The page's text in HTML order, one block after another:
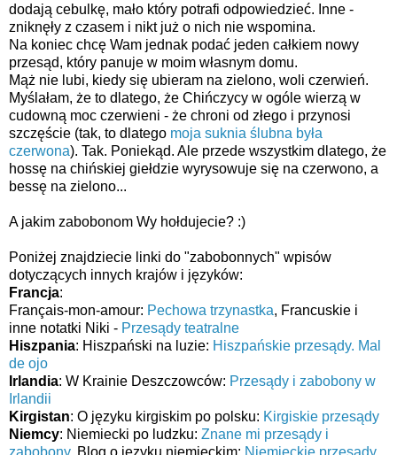
dodają cebulkę, mało który potrafi odpowiedzieć. Inne -
zniknęły z czasem i nikt już o nich nie wspomina.
Na koniec chcę Wam jednak podać jeden całkiem nowy
przesąd, który panuje w moim własnym domu.
Mąż nie lubi, kiedy się ubieram na zielono, woli czerwień.
Myślałam, że to dlatego, że Chińczycy w ogóle wierzą w
cudowną moc czerwieni - że chroni od złego i przynosi
szczęście (tak, to dlatego moja suknia ślubna była
czerwona). Tak. Poniekąd. Ale przede wszystkim dlatego, że
hossę na chińskiej giełdzie wyrysowuje się na czerwono, a
bessę na zielono...
A jakim zabobonom Wy hołdujecie? :)
Poniżej znajdziecie linki do "zabobonnych" wpisów
dotyczących innych krajów i języków:
Francja:
Français-mon-amour: Pechowa trzynastka, Francuskie i
inne notatki Niki - Przesądy teatralne
Hiszpania: Hiszpański na luzie: Hiszpańskie przesądy. Mal
de ojo
Irlandia: W Krainie Deszczowców: Przesądy i zabobony w
Irlandii
Kirgistan: O języku kirgiskim po polsku: Kirgiskie przesądy
Niemcy: Niemiecki po ludzku: Znane mi przesądy i
zabobony, Blog o języku niemieckim: Niemieckie przesądy